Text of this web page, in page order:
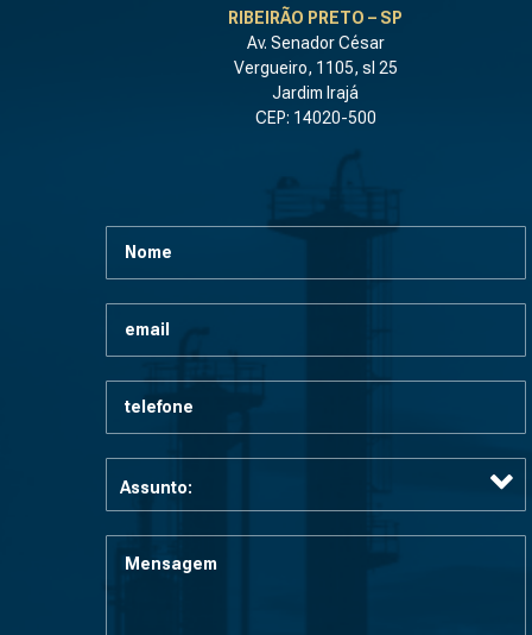
RIBEIRÃO PRETO – SP
Av. Senador César
Vergueiro, 1105, sl 25
Jardim Irajá
CEP: 14020-500